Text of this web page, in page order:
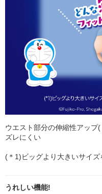
ウエスト部分の伸縮性アップ
ズレにくい
(＊1)ビッグより大きいサイ
うれしい機能!